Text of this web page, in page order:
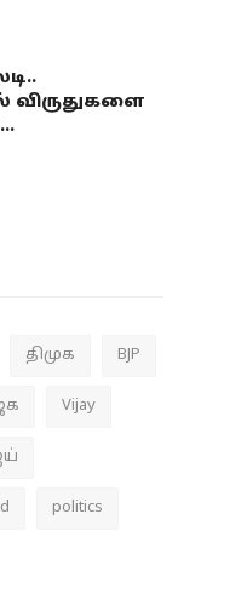
விருதுகளை
திமுக BJP
Vijay
politics